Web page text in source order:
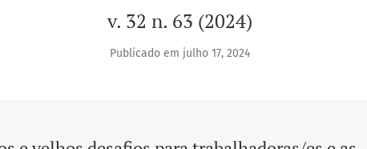
v. 32 n. 63 (2024)
Publicado em julho 17, 2024